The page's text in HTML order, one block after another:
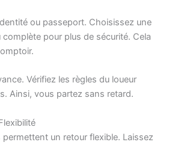
ou passeport. Choisissez une
pour plus de sécurité. Cela
Vérifiez les règles du loueur
Ainsi, vous partez sans retard.
permettent un retour flexible. Laissez